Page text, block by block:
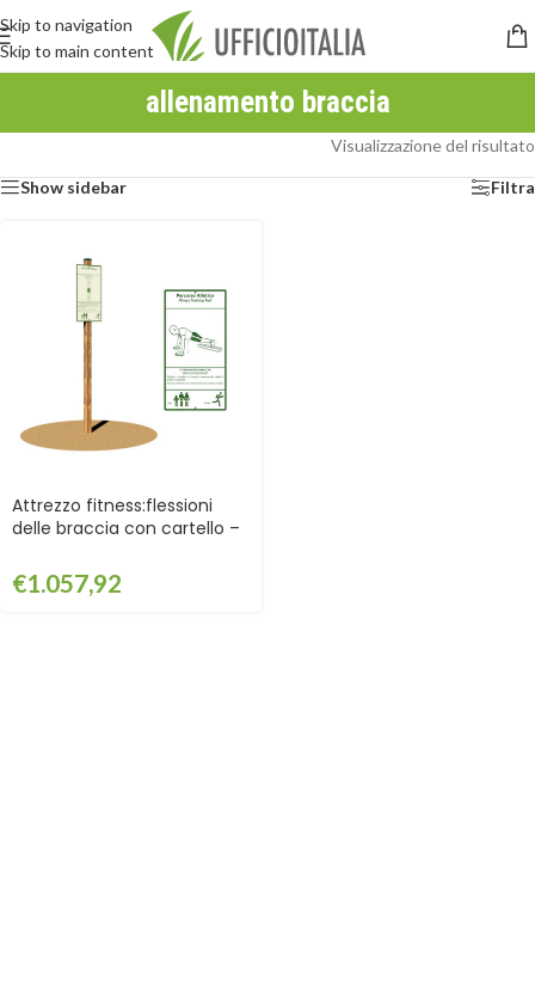
Skip to navigation
Skip to main content
allenamento braccia
Visualizzazione del risultato
Show sidebar Filtra
Attrezzo fitness:flessioni
delle braccia con cartello –
€1.057,92